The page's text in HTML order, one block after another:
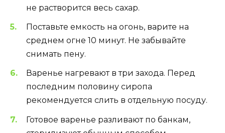
не растворится весь сахар.
Поставьте емкость на огонь, варите на
среднем огне 10 минут. Не забывайте
снимать пену.
Варенье нагревают в три захода. Перед
последним половину сиропа
рекомендуется слить в отдельную посуду.
Готовое варенье разливают по банкам,